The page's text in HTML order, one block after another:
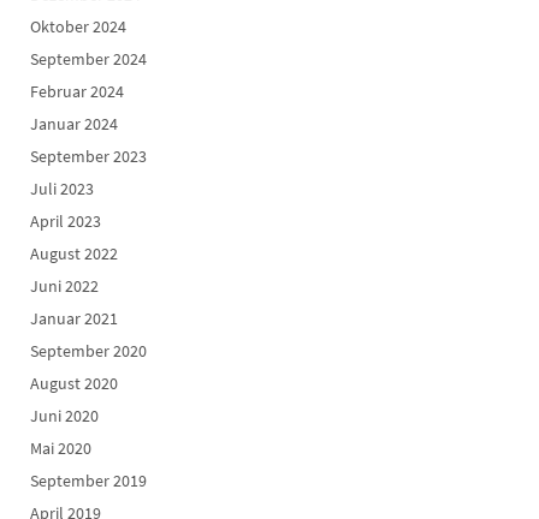
Oktober 2024
September 2024
Februar 2024
Januar 2024
September 2023
Juli 2023
April 2023
August 2022
Juni 2022
Januar 2021
September 2020
August 2020
Juni 2020
Mai 2020
September 2019
April 2019